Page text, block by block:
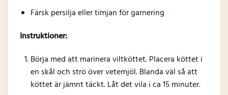
Färsk persilja eller timjan för garnering
Instruktioner:
Börja med att marinera viltköttet. Placera köttet i
en skål och strö över vetemjöl. Blanda väl så att
köttet är jämnt täckt. Låt det vila i ca 15 minuter.